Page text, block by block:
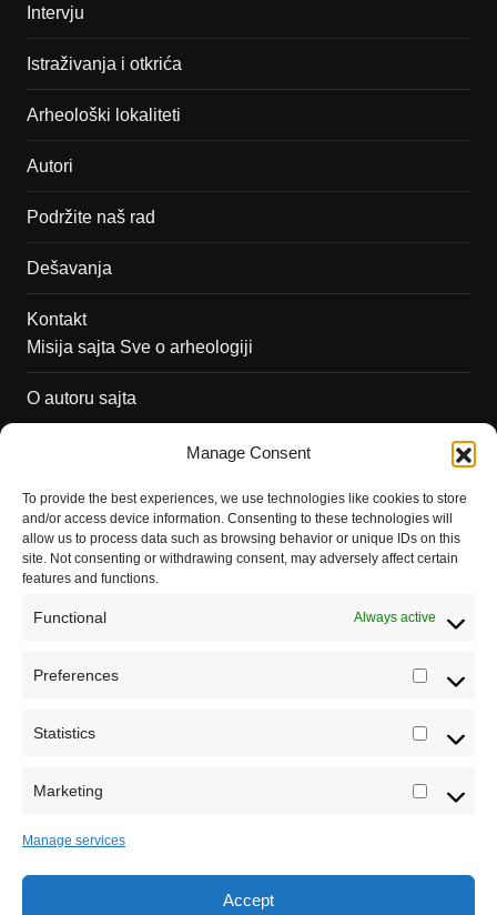
Manage Consent
To provide the best experiences, we use technologies like cookies to store
and/or access device information. Consenting to these technologies will
allow us to process data such as browsing behavior or unique IDs on this
site. Not consenting or withdrawing consent, may adversely affect certain
features and functions.
Functional Always active
Preferences
Statistics
Marketing
Manage services
Accept
Intervju
Istraživanja i otkrića
Arheološki lokaliteti
Autori
Podržite naš rad
Dešavanja
Kontakt
Misija sajta Sve o arheologiji
O autoru sajta
Saradnja